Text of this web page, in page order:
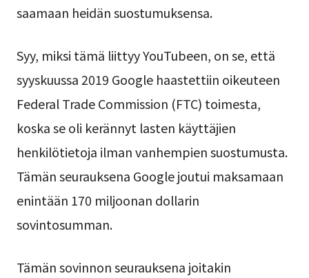
saamaan heidän suostumuksensa.
Syy, miksi tämä liittyy YouTubeen, on se, että
syyskuussa 2019 Google haastettiin oikeuteen
Federal Trade Commission (FTC) toimesta,
koska se oli kerännyt lasten käyttäjien
henkilötietoja ilman vanhempien suostumusta.
Tämän seurauksena Google joutui maksamaan
enintään 170 miljoonan dollarin
sovintosumman.
Tämän sovinnon seurauksena joitakin